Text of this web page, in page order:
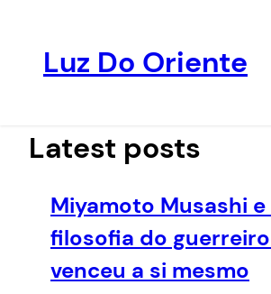
conteúdo
Luz Do Oriente
Latest posts
Miyamoto Musashi e
filosofia do
venceu a si mesmo